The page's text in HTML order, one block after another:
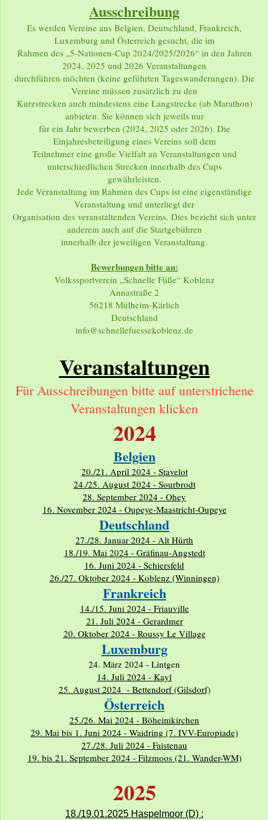
Ausschreibung
Es werden Vereine aus Belgien, Deutschland, Frankreich,
Luxemburg und Österreich gesucht, die im
Rahmen des „5-Nationen-Cup 2024/2025/2026“ in den Jahren
2024, 2025 und 2026 Veranstaltungen
durchführen möchten (keine geführten Tageswanderungen). Die
Vereine müssen zusätzlich zu den
Kurzstrecken auch mindestens eine Langstrecke (ab Marathon)
anbieten. Sie können sich jeweils nur
für ein Jahr bewerben (2024, 2025 oder 2026). Die
Einjahresbeteiligung eines Vereins soll dem
Teilnehmer eine große Vielfalt an Veranstaltungen und
unterschiedlichen Strecken innerhalb des Cups
gewährleisten.
Jede Veranstaltung im Rahmen des Cups ist eine eigenständige
Veranstaltung und unterliegt der
Organisation des veranstaltenden Vereins. Dies bezieht sich unter
anderem auch auf die Startgebühren
innerhalb der jeweiligen Veranstaltung.
Bewerbungen bitte an:
Volkssportverein „Schnelle Füße“ Koblenz
Annastraße 2
56218 Mülheim-Kärlich
Deutschland
info@schnellefuessekoblenz.de
Veranstaltungen
Für Ausschreibungen bitte auf unterstrichene
Veranstaltungen klicken
2024
Belgien
20./21. April 2024 - Stavelot
24./25. August 2024 - Sourbrodt
28. September 2024 - Ohey
16. November 2024 - Oupeye-Maastricht-Oupeye
Deutschland
27./28. Januar 2024 - Alt Hürth
18./19. Mai 2024 - Gräfinau-Angstedt
16. Juni 2024 - Schiersfeld
26./27. Oktober 2024 - Koblenz (Winningen)
Frankreich
14./15. Juni 2024 - Friauville
21. Juli 2024 - Gerardmer
20. Oktober 2024 - Roussy Le Village
Luxemburg
24. März 2024 - Lintgen
14. Juli 2024 - Kayl
25. August 2024 - Bettendorf (Gilsdorf)
Österreich
25./26. Mai 2024 - Böheimkirchen
29. Mai bis 1. Juni 2024 - Waidring (7. IVV-Europiade)
27./28. Juli 2024 - Faistenau
19. bis 21. September 2024 - Filzmoos (21. Wander-WM)
2025
18./19.01.2025 Haspelmoor (D) :